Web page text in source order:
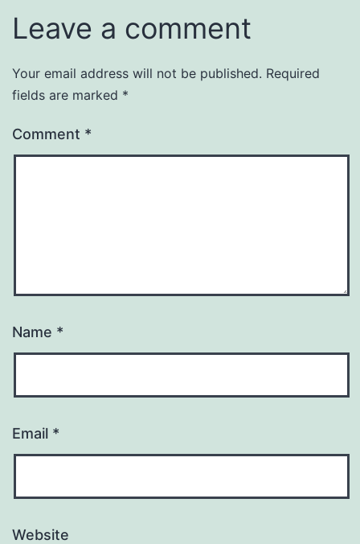
Leave a comment
Your email address will not be published. Required
fields are marked *
Comment *
Name *
Email *
Website